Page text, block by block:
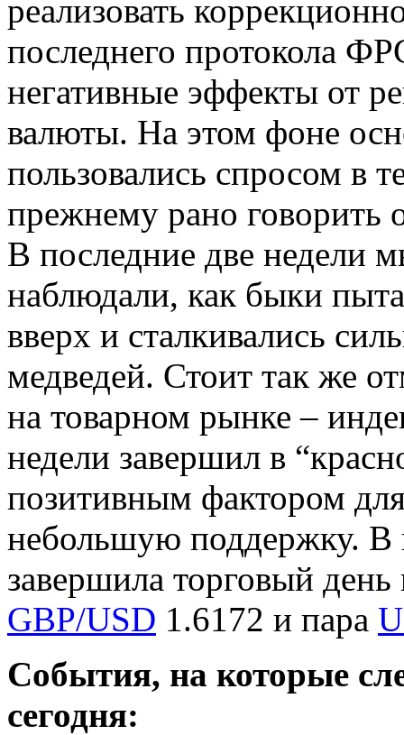
реализовать
последнего протокола
негативные эффекты от
валюты. На этом фоне
пользовались спросом в
прежнему рано говорить
В последние две недели
наблюдали, как быки
вверх и сталкивались
медведей. Стоит так же
на товарном рынке –
недели завершил в
позитивным фактором
небольшую поддержку. В
завершила торговый
GBP/USD 1.6172 и пара
События, на которые
сегодня: